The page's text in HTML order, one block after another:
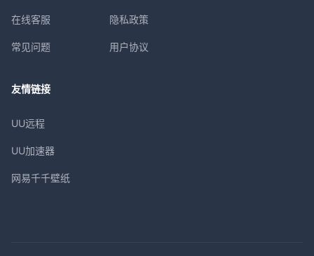
在线客服
常见问题
隐私政策
用户协议
友情链接
UU远程
UU加速器
网易千千壁纸